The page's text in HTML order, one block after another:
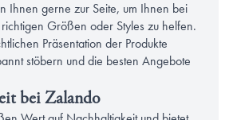
Ihnen gerne zur Seite, um Ihnen bei
Größen oder Styles zu helfen.
Präsentation der Produkte
stöbern und die besten Angebote
bei Zalando